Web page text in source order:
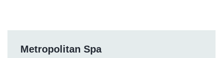
Metropolitan Spa